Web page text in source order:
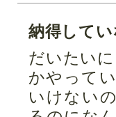
納得して
だいたい
かやって
いけない